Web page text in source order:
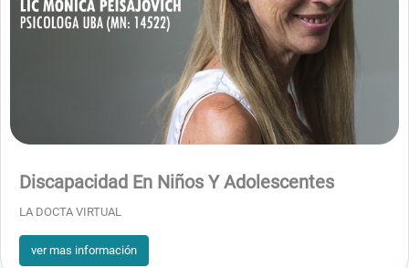
Discapacidad En Niños Y Adolescentes
LA DOCTA VIRTUAL
ver mas información